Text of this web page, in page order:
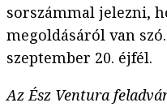
sorszámmal jelezni,
megoldásáról van
szeptember 20. éjfél.
Az Ész Ventura